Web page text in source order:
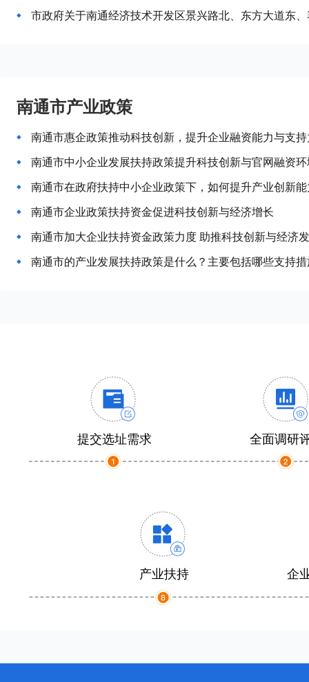
南通市产业政策
南通市惠企政策推动科技创新，提升企业融资能力与支
南通市中小企业发展扶持政策提升科技创新与官网融资
南通市在政府扶持中小企业政策下，如何提升产业创新
南通市企业政策扶持资金促进科技创新与经济增长
南通市加大企业扶持资金政策力度 助推科技创新与经济
南通市的产业发展扶持政策是什么？主要包括哪些支持
提交选址需求 全面调研
产业扶持 企